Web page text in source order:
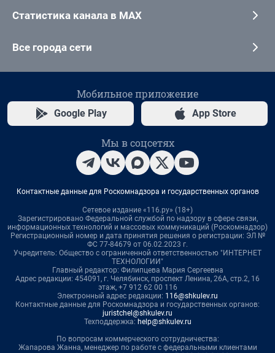
Статистика канала в MAX
Все города сети
Мобильное приложение
Google Play App Store
Мы в соцсетях
Контактные данные для Роскомнадзора и государственных органов
Сетевое издание «116.ру» (18+)
Зарегистрировано Федеральной службой по надзору в сфере связи,
информационных технологий и массовых коммуникаций (Роскомнадзор)
Регистрационный номер и дата принятия решения о регистрации: ЭЛ №
ФС 77-84679 от 06.02.2023 г.
Учредитель: Общество с ограниченной ответственностью "ИНТЕРНЕТ
ТЕХНОЛОГИИ"
Главный редактор: Филипцева Мария Сергеевна
Адрес редакции: 454091, г. Челябинск, проспект Ленина, 26А, стр.2, 16
этаж, +7 912 62 00 116
Электронный адрес редакции: 116@shkulev.ru
Контактные данные для Роскомнадзора и государственных органов:
juristchel@shkulev.ru
Техподдержка: help@shkulev.ru
По вопросам коммерческого сотрудничества:
Жапарова Жанна, менеджер по работе с федеральными клиентами